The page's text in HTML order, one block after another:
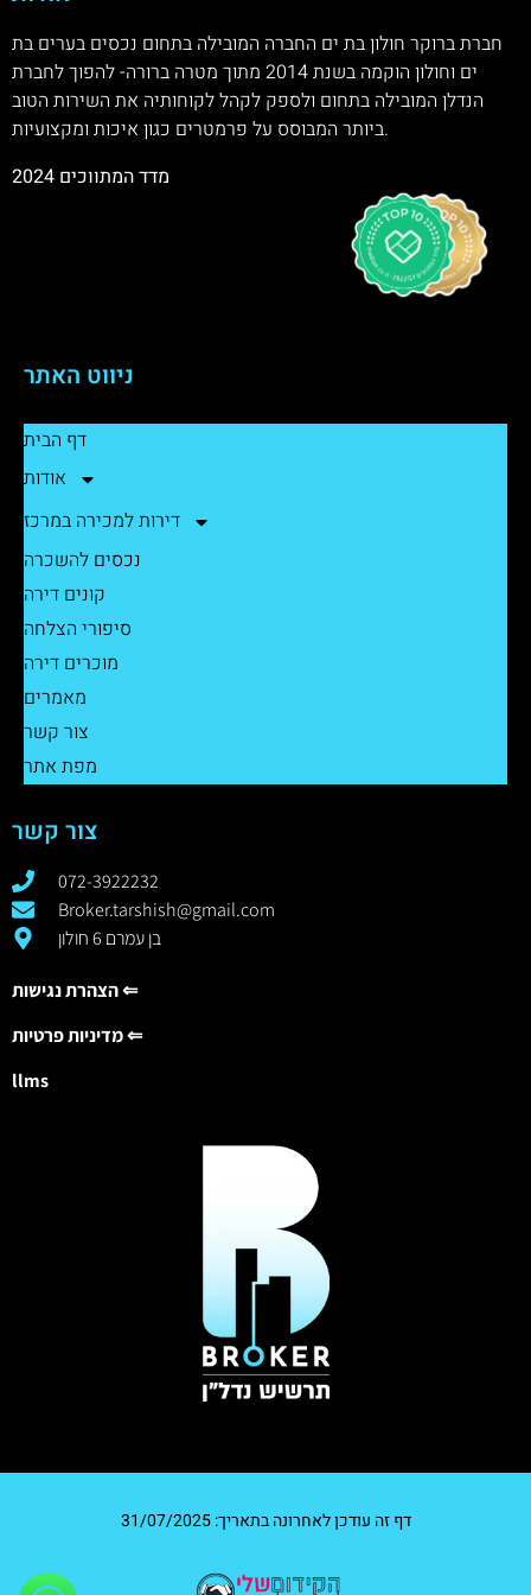
חברת ברוקר חולון בת ים החברה המובילה בתחום נכסים בערים בת
ים וחולון הוקמה בשנת 2014 מתוך מטרה ברורה- להפוך לחברת
הנדלן המובילה בתחום ולספק לקהל לקוחותיה את השירות הטוב
ביותר המבוסס על פרמטרים כגון איכות ומקצועיות.
ניווט האתר
דף הבית
אודות
דירות למכירה במרכז
נכסים להשכרה
קונים דירה
סיפורי הצלחה
מוכרים דירה
מאמרים
צור קשר
מפת אתר
צור קשר
072-3922232
Broker.tarshish@gmail.com
בן עמרם 6 חולון
הצהרת נגישות ⇐
מדיניות פרטיות ⇐
llms
דף זה עודכן לאחרונה בתאריך: 31/07/2025